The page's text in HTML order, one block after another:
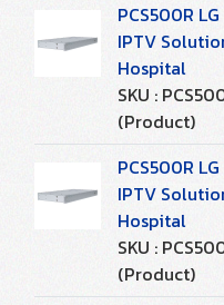
PCS500R
IPTV
Hospital
SKU :
(Product)
PCS500R
IPTV
Hospital
SKU :
(Product)